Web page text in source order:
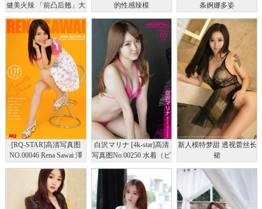
健美火辣 「前凸后翘」大
的性感辣模
条婀娜多姿
[RQ-STAR]高清写真图
NO.00046 Rena Sawai 澤
[131P]高清写真图
白沢マリナ [4k-star]高清
写真图No.00250 水着（ピ
新人模特梦甜 透视蕾丝长
裙